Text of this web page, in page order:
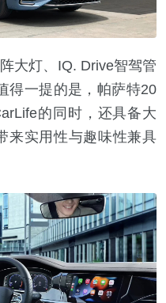
灯、IQ. Drive智驾管
得一提的是，帕萨特20
的同时，还具备大
来实用性与趣味性兼具